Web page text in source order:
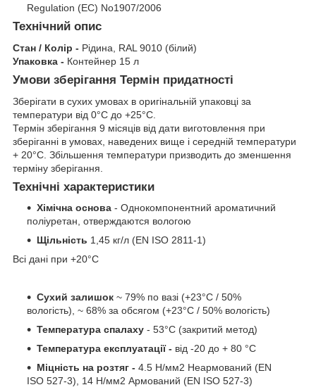
Regulation (EC) No1907/2006
Технічний опис
Стан / Колір - Рідина, RAL 9010 (білий)
Упаковка - Контейнер 15 л
Умови зберігання Термін придатності
Зберігати в сухих умовах в оригінальній упаковці за
температури від 0°C до +25°C.
Термін зберігання 9 місяців від дати виготовлення при
зберіганні в умовах, наведених вище і середній температури
+ 20°C. Збільшення температури призводить до зменшення
терміну зберігання.
Технічні характеристики
Хімічна основа - Однокомпонентний ароматичний
поліуретан, отверждаются вологою
Щільність 1,45 кг/л (EN ISO 2811-1)
Всі дані при +20°C
Сухий залишок ~ 79% по вазі (+23°C / 50%
вологість), ~ 68% за обсягом (+23°C / 50% вологість)
Температура спалаху - 53°C (закритий метод)
Температура експлуатації - від -20 до + 80 °C
Міцність на розтяг - 4.5 Н/мм2 Неармований (EN
ISO 527-3), 14 Н/мм2 Армований (EN ISO 527-3)